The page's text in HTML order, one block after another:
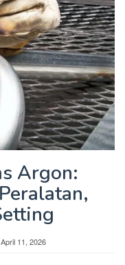
Argon:
April 11, 2026